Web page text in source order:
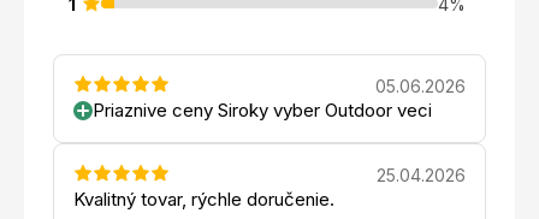
1 4%
05.06.2026
Priaznive ceny Siroky vyber Outdoor veci
25.04.2026
Kvalitný tovar, rýchle doručenie.